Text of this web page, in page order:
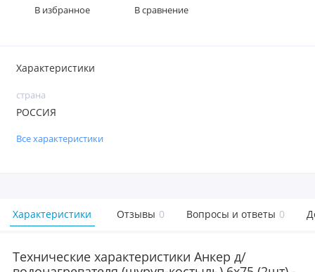
В избранное В сравнение
Характеристики
страна
РОССИЯ
Все характеристики
Характеристики Отзывы 0 Вопросы и ответы 0
Технические характеристики Анкер д/